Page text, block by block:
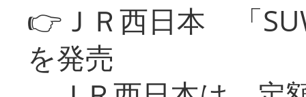
👉ＪＲ西日本 「
を発売